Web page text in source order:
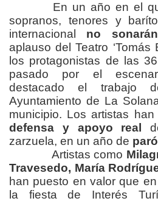
En un año en el
sopranos, tenores y
internacional no sonarán
aplauso del Teatro ‘Tomás
los protagonistas de las
pasado por el
destacado el trabajo
Ayuntamiento de La
municipio. Los artistas
defensa y apoyo real
zarzuela, en un año de
Artistas como
Travesedo, María
han puesto en valor que
la fiesta de Interés